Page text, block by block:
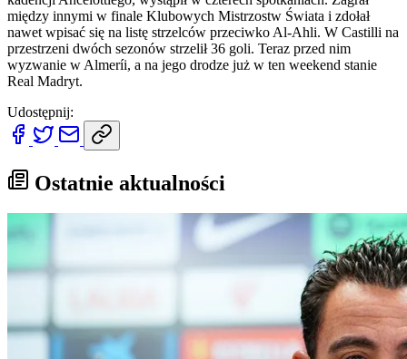
między innymi w finale Klubowych Mistrzostw Świata i zdołał
nawet wpisać się na listę strzelców przeciwko Al-Ahli. W Castilli na
przestrzeni dwóch sezonów strzelił 36 goli. Teraz przed nim
wyzwanie w Almeríi, a na jego drodze już w ten weekend stanie
Real Madryt.
Udostępnij:
Ostatnie aktualności